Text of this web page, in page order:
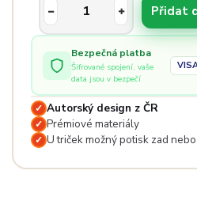
Přidat
Bezpečná platba
Šifrované spojení, vaše
data jsou v bezpečí
✓ Autorský design z ČR
✓ Prémiové materiály
✓ U triček možný potisk zad